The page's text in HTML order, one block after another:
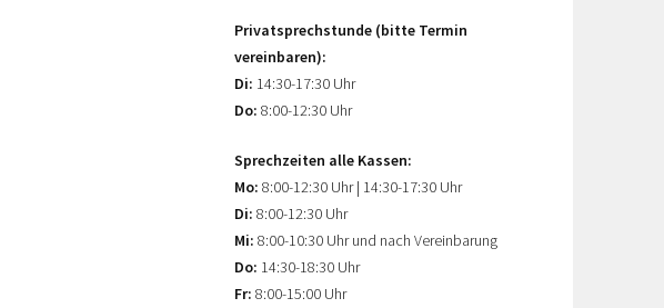
Privatsprechstunde (bitte Termin
vereinbaren):
Di: 14:30-17:30 Uhr
Do: 8:00-12:30 Uhr
Sprechzeiten alle Kassen:
Mo: 8:00-12:30 Uhr | 14:30-17:30 Uhr
Di: 8:00-12:30 Uhr
Mi: 8:00-10:30 Uhr und nach Vereinbarung
Do: 14:30-18:30 Uhr
Fr: 8:00-15:00 Uhr